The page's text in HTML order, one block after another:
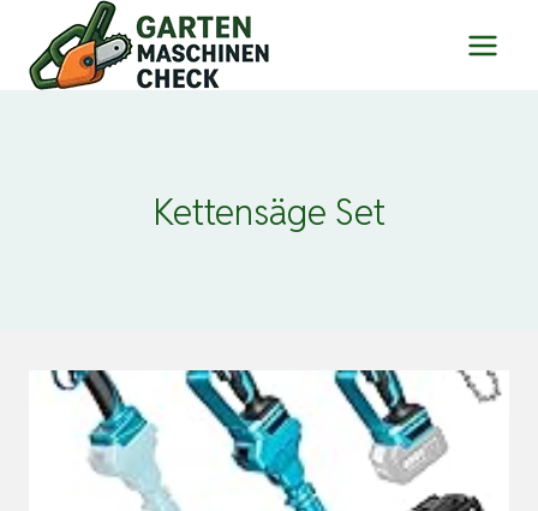
Inhalt
springen
Kettensäge Set